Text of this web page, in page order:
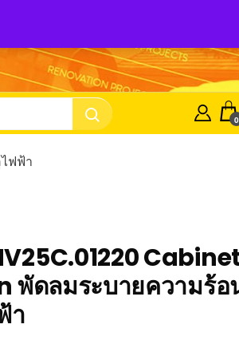
0
ฟฟ้า
พัดลมระบายความร้
า